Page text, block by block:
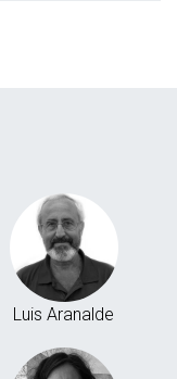
Luis Aranalde